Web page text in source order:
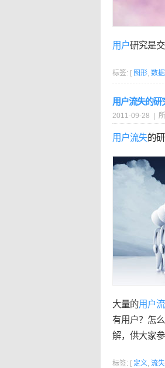
用户研究是
标签: [ 图形, 数
用户流失的研
2011-09-28 |
用户流失的
大量的用户
有用户？怎
解，供大家参
标签: [ 定义, 流失